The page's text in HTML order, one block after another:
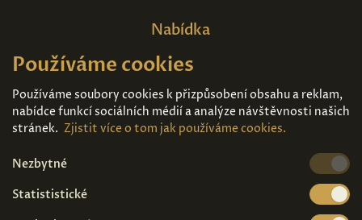
Nabídka
Domů
Expozice
Kontakt
Díla k prodeji
Vstupenky
Používáme cookies
Používáme soubory cookies k přizpůsobení obsahu a reklam,
nabídce funkcí sociálních médií a analýze návštěvnosti našich
stránek. Zjistit více o tom jak používáme cookies.
Nezbytné
Statististické